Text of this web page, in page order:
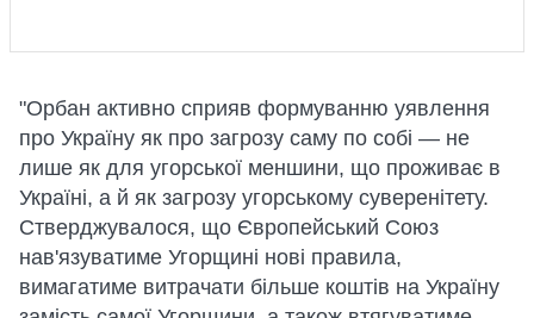
"Орбан активно сприяв формуванню уявлення
про Україну як про загрозу саму по собі — не
лише як для угорської меншини, що проживає в
Україні, а й як загрозу угорському суверенітету.
Стверджувалося, що Європейський Союз
нав'язуватиме Угорщині нові правила,
вимагатиме витрачати більше коштів на Україну